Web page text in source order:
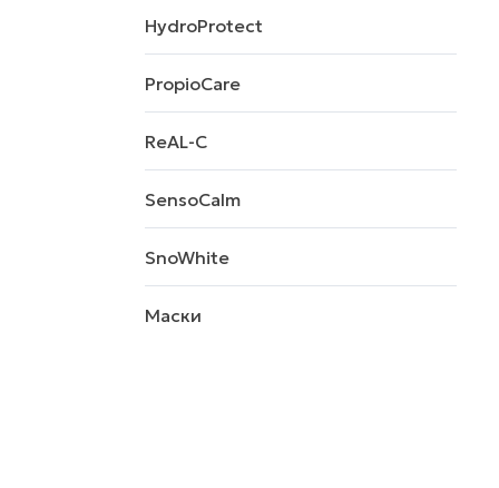
HydroProtect
PropioCare
ReAL-C
SensoCalm
SnoWhite
Маски